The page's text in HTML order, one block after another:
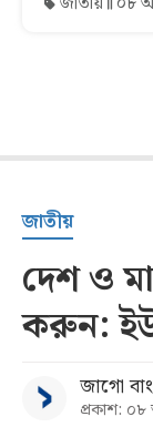
জাতীয়
দেশ ও
করুন:
জাগো
প্রকাশ: